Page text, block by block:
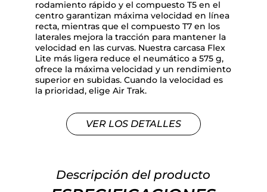
rodamiento rápido y el compuesto T5 en el
centro garantizan máxima velocidad en línea
recta, mientras que el compuesto T7 en los
laterales mejora la tracción para mantener la
velocidad en las curvas. Nuestra carcasa Flex
Lite más ligera reduce el neumático a 575 g,
ofrece la máxima velocidad y un rendimiento
superior en subidas. Cuando la velocidad es
la prioridad, elige Air Trak.
VER LOS DETALLES
Descripción del producto